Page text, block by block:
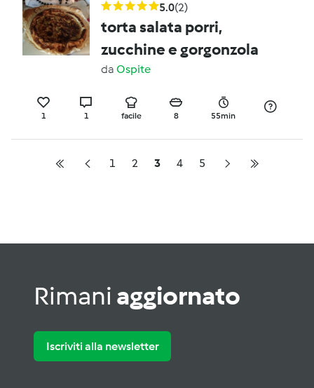
5.0(2)
torta salata porri,
zucchine e gorgonzola
da Ospite
1 1 facile 8 55min
1 2 3 4 5
Rimani aggiornato
Iscriviti alla newsletter